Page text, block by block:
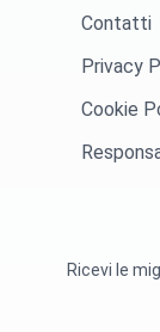
Contatti
Privacy
Cookie
Ricevi le